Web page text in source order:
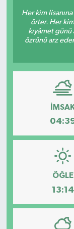
Her kim
örter. Her
kıyâmet
özrünü arz
ÖĞLE
13:14
KÜLTÜR-
Magazin
Medya
Politika
Sağlık
Yaşam